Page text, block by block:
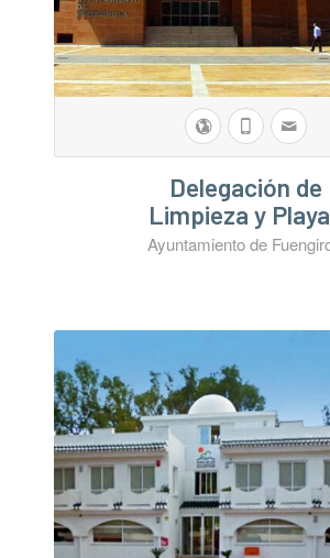
Delegación de
Limpieza y
Ayuntamiento de